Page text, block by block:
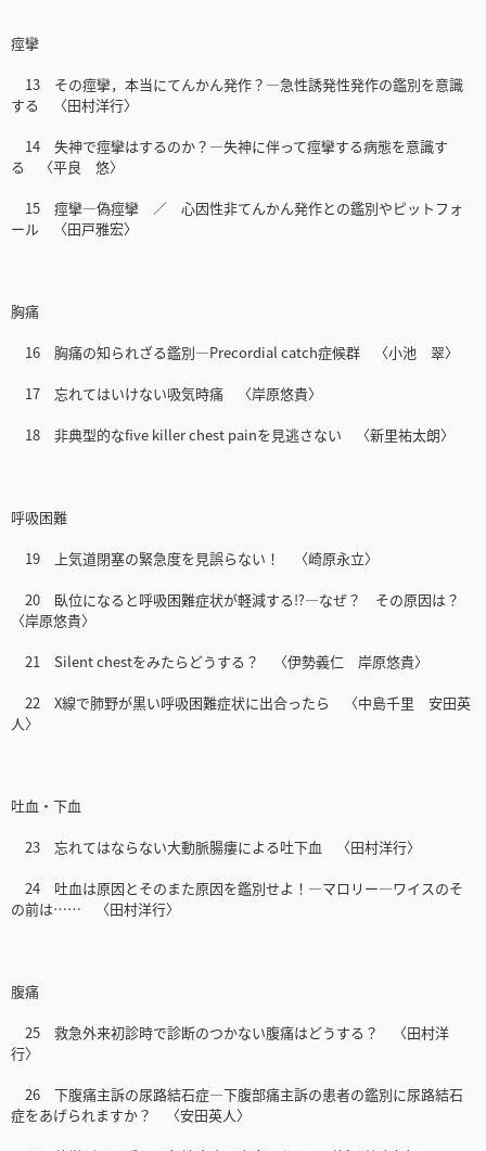
痙攣
13 その痙攣，本当にてんかん発作？―急性誘発性発作の鑑別を意識
する 〈田村洋行〉
14 失神で痙攣はするのか？―失神に伴って痙攣する病態を意識す
る 〈平良 悠〉
15 痙攣―偽痙攣 ／ 心因性非てんかん発作との鑑別やピットフォ
ール 〈田戸雅宏〉
胸痛
16 胸痛の知られざる鑑別―Precordial catch症候群 〈小池 翠〉
17 忘れてはいけない吸気時痛 〈岸原悠貴〉
18 非典型的なfive killer chest painを見逃さない 〈新里祐太朗〉
呼吸困難
19 上気道閉塞の緊急度を見誤らない！ 〈崎原永立〉
20 臥位になると呼吸困難症状が軽減する⁉―なぜ？ その原因は？
〈岸原悠貴〉
21 Silent chestをみたらどうする？ 〈伊勢義仁 岸原悠貴〉
22 X線で肺野が黒い呼吸困難症状に出合ったら 〈中島千里 安田英
人〉
吐血・下血
23 忘れてはならない大動脈腸瘻による吐下血 〈田村洋行〉
24 吐血は原因とそのまた原因を鑑別せよ！―マロリー—ワイスのそ
の前は…… 〈田村洋行〉
腹痛
25 救急外来初診時で診断のつかない腹痛はどうする？ 〈田村洋
行〉
26 下腹痛主訴の尿路結石症―下腹部痛主訴の患者の鑑別に尿路結石
症をあげられますか？ 〈安田英人〉